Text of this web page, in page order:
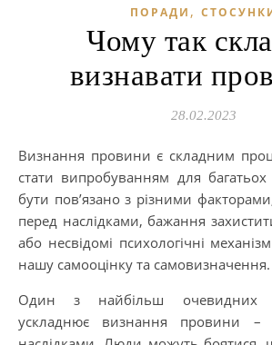
ПОРАДИ ,
Чому так
визнавати
28.02.2023
Визнання провини є складним процесом, який може
стати випробуванням для
бути пов’язано з різними
перед наслідками, бажання
або несвідомі психологічні
нашу самооцінку та самовизначення.
Один з найбільш очевидних
ускладнює визнання провини –